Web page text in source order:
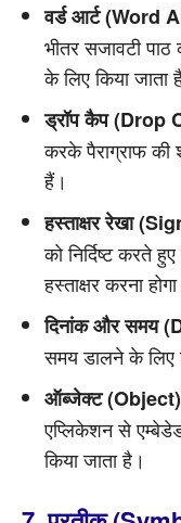
वर्ड आर्ट (Word
भीतर सजावटी
के लिए किया जाता
ड्रॉप कैप (Drop
करके पैराग्राफ
हैं।
हस्ताक्षर रेखा
को निर्दिष्ट करते
हस्ताक्षर करना
दिनांक और समय
समय डालने के लिए
ऑब्जेक्ट (Object)
एप्लिकेशन से
किया जाता है।